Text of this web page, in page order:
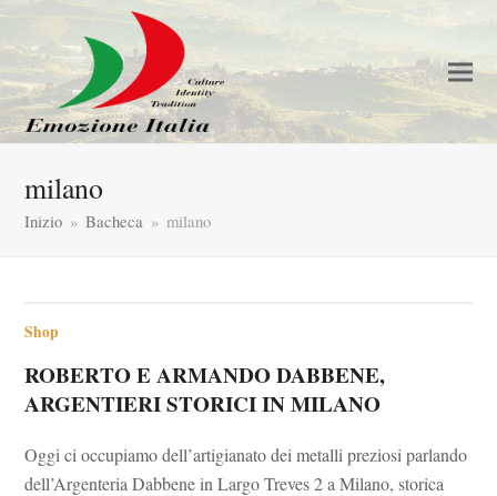
milano
Inizio » Bacheca » milano
Shop
ROBERTO E ARMANDO DABBENE,
ARGENTIERI STORICI IN MILANO
Oggi ci occupiamo dell’artigianato dei metalli preziosi parlando
dell’Argenteria Dabbene in Largo Treves 2 a Milano, storica